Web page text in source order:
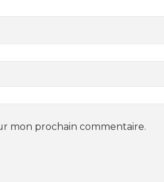
mon prochain commentaire.